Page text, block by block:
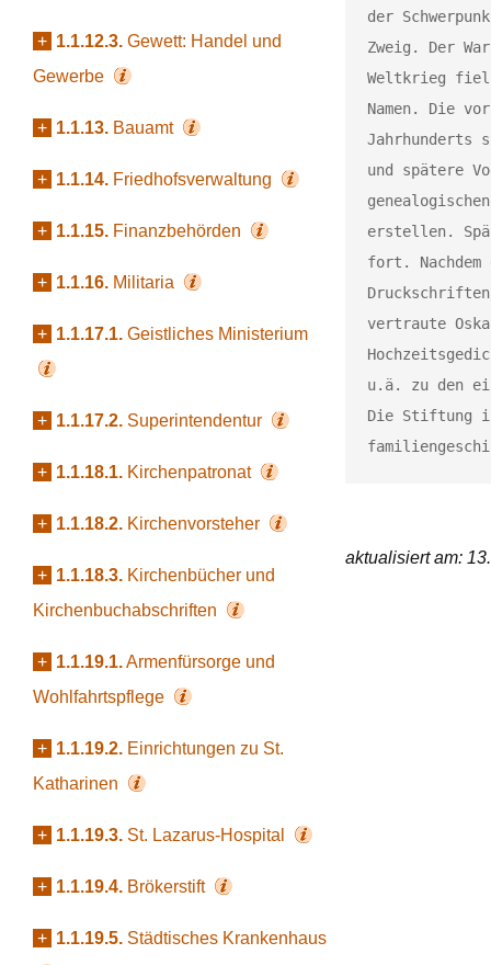
+ 1.1.12.3. Gewett: Handel und
Gewerbe
+ 1.1.13. Bauamt
+ 1.1.14. Friedhofsverwaltung
+ 1.1.15. Finanzbehörden
+ 1.1.16. Militaria
+ 1.1.17.1. Geistliches Ministerium
+ 1.1.17.2. Superintendentur
+ 1.1.18.1. Kirchenpatronat
+ 1.1.18.2. Kirchenvorsteher
+ 1.1.18.3. Kirchenbücher und
Kirchenbuchabschriften
+ 1.1.19.1.Armenfürsorge und
Wohlfahrtspflege
+ 1.1.19.2. Einrichtungen zu St.
Katharinen
+ 1.1.19.3. St. Lazarus-Hospital
+ 1.1.19.4. Brökerstift
+ 1.1.19.5. Städtisches Krankenhaus
der
Zweig. Der
Weltkrieg
Namen. Die
Jahrhunderts
und spätere
erstellen.
fort.
vertraute
u.ä. zu den
Die Stiftung
aktualisiert am: